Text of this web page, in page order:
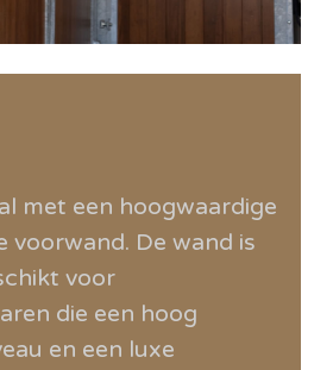
met een hoogwaardige
voorwand. De wand is
voor
die een hoog
en een luxe